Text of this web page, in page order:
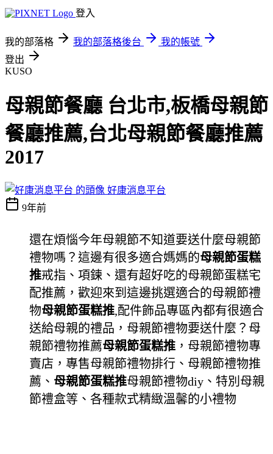
登入
我的部落格 我的部落格後台
我的帳號
登出
KUSO
母親節餐廳 台北市,板橋母親節
餐廳推薦,台北母親節餐廳推薦
2017
好康消息平台
9年前
還在煩惱今年母親節不知道要送什麼母親節
禮物嗎？這邊有很多適合媽媽的母親節蛋糕
推戒指、項鍊、還有超好吃的母親節蛋糕宅
配推薦，歡迎來到這邊挑選適合的母親節禮
物母親節蛋糕推,配件飾品專區內都有很適合
送給母親的禮品，母親節禮物要送什麼？母
親節禮物推薦母親節蛋糕推 ，母親節禮物專
賣店，專售母親節禮物排行、母親節禮物推
薦、 母親節蛋糕推母親節禮物diy、特別母親
節禮盒等、各種款式精緻溫馨的小禮物